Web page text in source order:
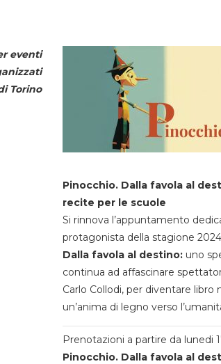
eventi
Torino
Pinocchio. Dalla favola al
recite per le scuole
Si rinnova l’appuntamento
protagonista della stagione
Dalla favola al destino:uno
continua ad affascinare
Carlo Collodi, per diventare
un’anima di legno verso
Prenotazioni a partire da lunedi
Pinocchio. Dalla favola al